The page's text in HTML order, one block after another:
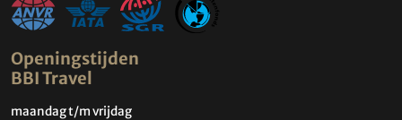
Openingstijden
BBI Travel
maandag t/m vrijdag